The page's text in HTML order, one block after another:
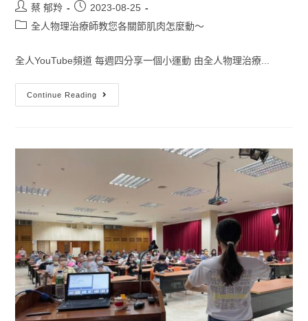
蔡 郁羚
2023-08-25
全人物理治療師教您各關節肌肉怎麼動～
全人YouTube頻道 每週四分享一個小運動 由全人物理治療...
Continue Reading